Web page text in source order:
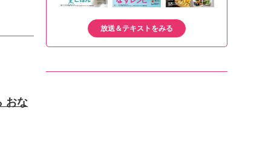
おな
放送＆テキストをみる